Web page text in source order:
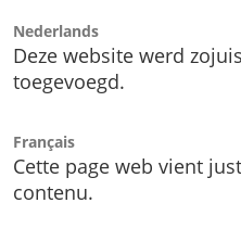
Nederlands
Deze website werd
toegevoegd.
Français
Cette page web vient
contenu.